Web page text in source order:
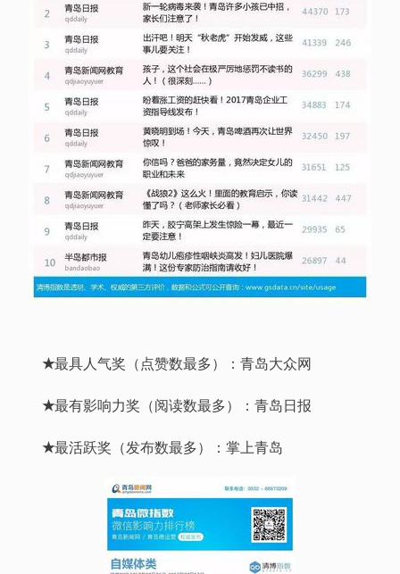
★最具人气奖（点赞数最多）：青岛大众网
★最有影响力奖（阅读数最多）：青岛日报
★最活跃奖（发布数最多）：掌上青岛